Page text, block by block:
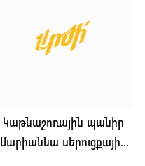
Կաթնաշոռային պանիր
Մարիաննա սերուցքային